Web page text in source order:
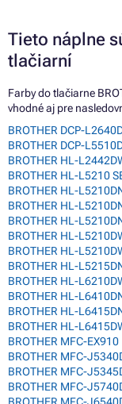
Tieto náplne
tlačiarní
Farby do tlačiarne
vhodné aj pre
BROTHER DCP-
BROTHER DCP-
BROTHER HL-
BROTHER HL-L5210
BROTHER HL-
BROTHER HL-
BROTHER HL-
BROTHER HL-
BROTHER HL-
BROTHER HL-
BROTHER HL-
BROTHER HL-
BROTHER HL-
BROTHER HL-
BROTHER MFC-EX910
BROTHER MFC-
BROTHER MFC-
BROTHER MFC-